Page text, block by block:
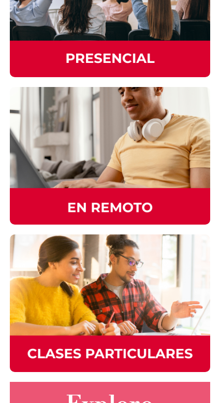
interactuar con personas de diversas
ubicaciones geográficas y culturas,
enriqueciendo tu experiencia educativa y
facilitando el proceso de aprendizaje
el idioma.
CLASES PARTICULARES
Contamos con profesores altamente
capacitados para que tomes tus clases
personalizadas de manera individual o